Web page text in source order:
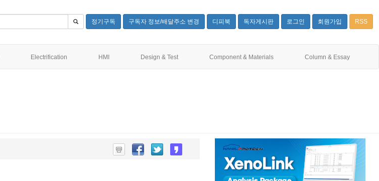
정기구독 구독자 정보/배달주소 변경 디피북 독자게시판 로그인 회원가입 RSS
Electrification HMI Design & Test Component & Materials Column & Essay